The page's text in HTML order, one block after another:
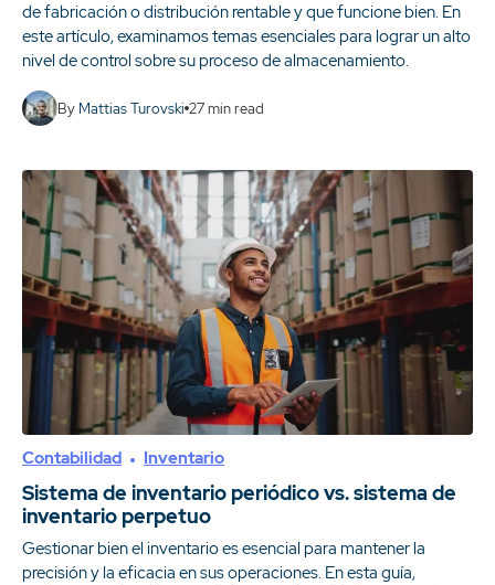
de fabricación o distribución rentable y que funcione bien. En
este artículo, examinamos temas esenciales para lograr un alto
nivel de control sobre su proceso de almacenamiento.
By Mattias Turovski 27min read
Contabilidad Inventario
Sistema de inventario periódico vs. sistema de
inventario perpetuo
Gestionar bien el inventario es esencial para mantener la
precisión y la eficacia en sus operaciones. En esta guía,